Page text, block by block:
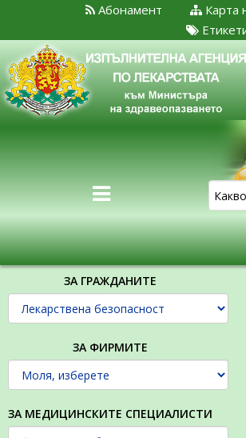
Карта
Абонамент
ЗА ГРАЖДАНИТЕ
ЗА ФИРМИТЕ
ЗА МЕДИЦИНСКИТЕ СПЕЦИАЛИСТИ